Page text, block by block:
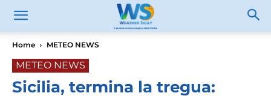
Home METEO NEWS
METEO NEWS
Sicilia, termina la tregua: